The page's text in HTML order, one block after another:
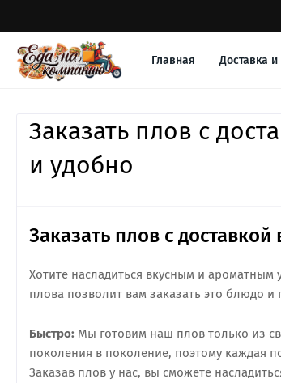
Главная Доставка и
Заказать плов с
и удобно
Заказать плов с
Хотите насладиться вкусным и ароматным
плова позволит вам заказать это блюдо
Быстро: Мы готовим наш плов только из
поколения в поколение, поэтому каждая
Заказав плов у нас, вы сможете